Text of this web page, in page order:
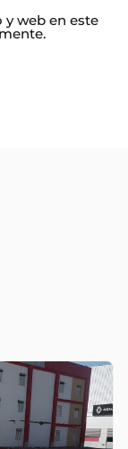
web en este